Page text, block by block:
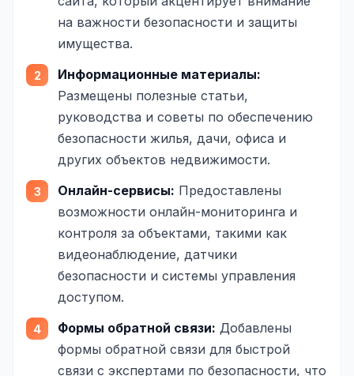
Платежные системы
АВТОМАТИЗАЦИЯ БИЗНЕСА
CRM-системы
Интеграции и API
Чат-боты
Автоворонки
AI Агенты
SEO-ПРОДВИЖЕНИЕ
Технический SEO-аудит сайта
на важности безопасности и защиты
имущества.
Информационные материалы:
Размещены полезные статьи,
руководства и советы по обеспечению
безопасности жилья, дачи, офиса и
других объектов недвижимости.
Онлайн-сервисы: Предоставлены
возможности онлайн-мониторинга и
контроля за объектами, такими как
видеонаблюдение, датчики
безопасности и системы управления
доступом.
Формы обратной связи: Добавлены
формы обратной связи для быстрой
связи с экспертами по безопасности, что